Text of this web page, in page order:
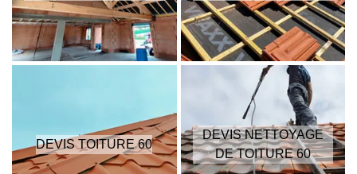
DEVIS TOITURE 60
DEVIS NETTOYAGE
DE TOITURE 60